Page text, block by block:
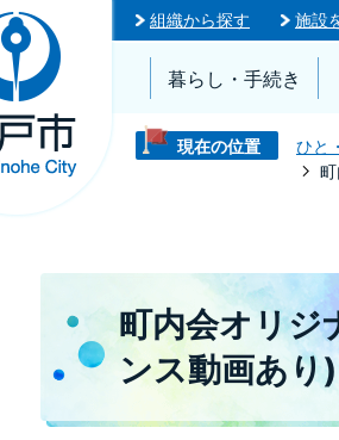
組織から探す 施設
暮らし・手続き
現在の位置 ひと
町内会オリジ
ンス動画あり)